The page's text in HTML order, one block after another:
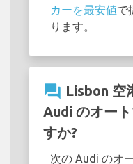
カーを最安値で
ります。
question_answer Lisbon 空
Audi のオー
すか?
次の Audi のオ